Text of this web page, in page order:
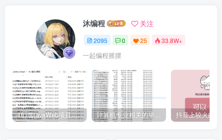
沐编程 关注
2095 0 25 33.8W+
一起编程摇摆
161套javaWeb项目源码免费分享 计算机专业相关的毕业设计论文合集免费下载